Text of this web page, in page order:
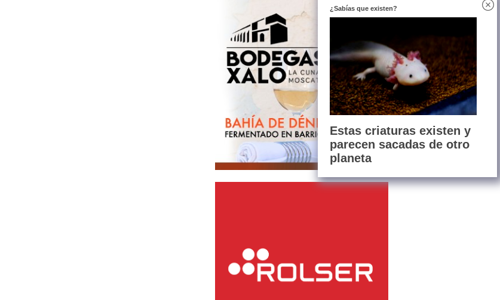
¿Sabías que existen?
Estas criaturas existen y
parecen sacadas de otro
planeta